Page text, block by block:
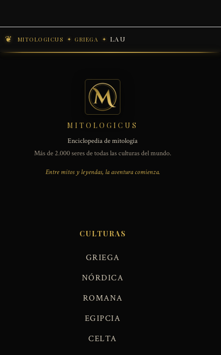
MITOLOGICUS GRIEGA LAU
MITOLOGICUS
Enciclopedia de mitología
Más de 2.000 seres de todas las culturas del mundo.
Entre mitos y leyendas, la aventura comienza.
CULTURAS
GRIEGA
NÓRDICA
ROMANA
EGIPCIA
CELTA